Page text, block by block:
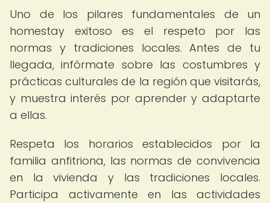
Uno de los pilares fundamentales de un
homestay exitoso es el respeto por las
normas y tradiciones locales. Antes de tu
llegada, infórmate sobre las costumbres y
prácticas culturales de la región que visitarás,
y muestra interés por aprender y adaptarte
a ellas.
Respeta los horarios establecidos por la
familia anfitriona, las normas de convivencia
en la vivienda y las tradiciones locales.
Participa activamente en las actividades